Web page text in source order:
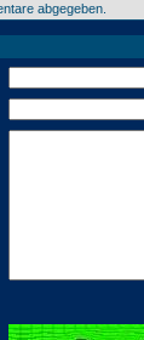
abgegeben.